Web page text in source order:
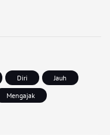
Diri
Jauh
Mengajak